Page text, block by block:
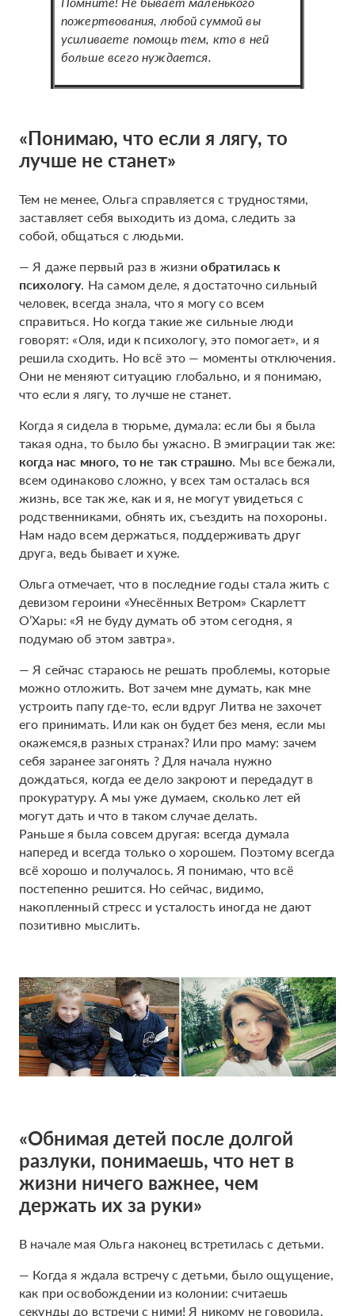
пожертвования, любой суммой вы
усиливаете помощь тем, кто в ней
больше всего нуждается.
«Понимаю, что если я лягу, то
лучше не станет»
Тем не менее, Ольга справляется с трудностями,
заставляет себя выходить из дома, следить за
собой, общаться с людьми.
— Я даже первый раз в жизниобратилась к
психологу. На самом деле, я достаточно сильный
человек, всегда знала, что я могу со всем
справиться. Но когда такие же сильные люди
говорят: «Оля, иди к психологу, это помогает», и я
решила сходить. Но всё это — моменты отключения.
Они не меняют ситуацию глобально, и я понимаю,
что если я лягу, то лучше не станет.
Когда я сидела в тюрьме, думала: если бы я была
такая одна, то было бы ужасно. В эмиграции так же:
когда нас много, то не так страшно. Мы все бежали,
всем одинаково сложно, у всех там осталась вся
жизнь, все так же, как и я, не могут увидеться с
родственниками, обнять их, съездить на похороны.
Нам надо всем держаться, поддерживать друг
друга, ведь бывает и хуже.
Ольга отмечает, что в последние годы стала жить с
девизом героини «Унесённых Ветром» Скарлетт
О’Хары: «Я не буду думать об этом сегодня, я
подумаю об этом завтра».
— Я сейчас стараюсь не решать проблемы, которые
можно отложить. Вот зачем мне думать, как мне
устроить папу где-то, если вдруг Литва не захочет
его принимать. Или как он будет без меня, если мы
окажемся,в разных странах? Или про маму: зачем
себя заранее загонять ? Для начала нужно
дождаться, когда ее дело закроют и передадут в
прокуратуру. А мы уже думаем, сколько лет ей
могут дать и что в таком случае делать.
Раньше я была совсем другая: всегда думала
наперед и всегда только о хорошем. Поэтому всегда
всё хорошо и получалось. Я понимаю, что всё
постепенно решится. Но сейчас, видимо,
накопленный стресс и усталость иногда не дают
позитивно мыслить.
«Обнимая детей после долгой
разлуки, понимаешь, что нет в
жизни ничего важнее, чем
держать их за руки»
В начале мая Ольга наконец встретилась с детьми.
— Когда я ждала встречу с детьми, было ощущение,
как при освобождении из колонии: считаешь
секунды до встречи с ними! Я никому не говорила,